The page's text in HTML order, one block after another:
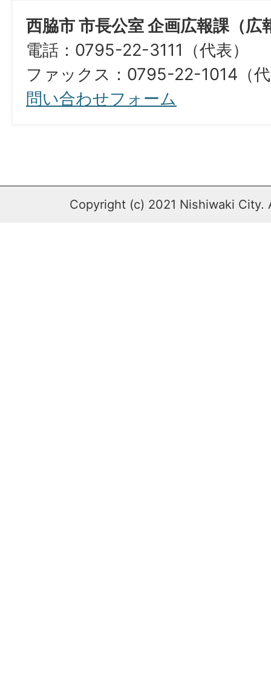
西脇市 市長公室 企画広報課（広
電話：0795-22-3111（代表）
ファックス：0795-22-1014（
問い合わせフォーム
Copyright (c) 2021 Nishiwaki City.